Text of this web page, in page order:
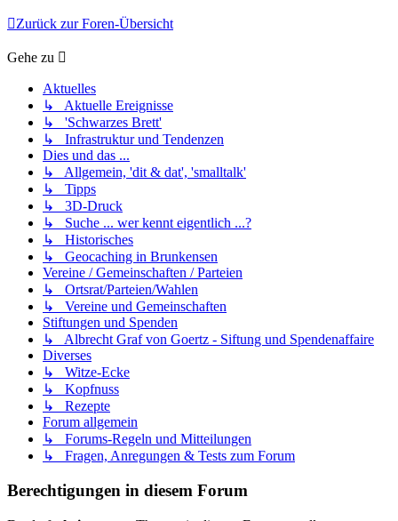
Zurück zur Foren-Übersicht
Gehe zu
Aktuelles
↳ Aktuelle Ereignisse
↳ 'Schwarzes Brett'
↳ Infrastruktur und Tendenzen
Dies und das ...
↳ Allgemein, 'dit & dat', 'smalltalk'
↳ Tipps
↳ 3D-Druck
↳ Suche ... wer kennt eigentlich ...?
↳ Historisches
↳ Geocaching in Brunkensen
Vereine / Gemeinschaften / Parteien
↳ Ortsrat/Parteien/Wahlen
↳ Vereine und Gemeinschaften
Stiftungen und Spenden
↳ Albrecht Graf von Goertz - Siftung und Spendenaffaire
Diverses
↳ Witze-Ecke
↳ Kopfnuss
↳ Rezepte
Forum allgemein
↳ Forums-Regeln und Mitteilungen
↳ Fragen, Anregungen & Tests zum Forum
Berechtigungen in diesem Forum